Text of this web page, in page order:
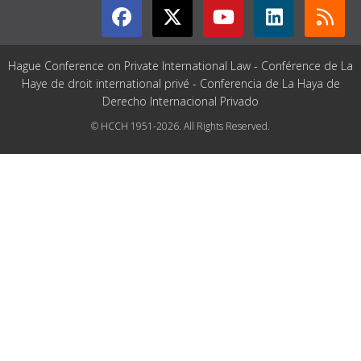
Hague Conference on Private International Law - Conférence de La
Haye de droit international privé - Conferencia de La Haya de
Derecho Internacional Privado
© HCCH 1951-2026. All Rights Reserved.